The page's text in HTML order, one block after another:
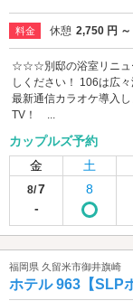
料金 休憩 2,750 円 ～
☆☆☆別邸の浴室リニュ
しください！ 106は広
最新通信カラオケ導入
TV！ ...
カップルズ予約
金
土
8/7
-
8
福岡県 久留米市御井旗崎
ホテル 963【SLP